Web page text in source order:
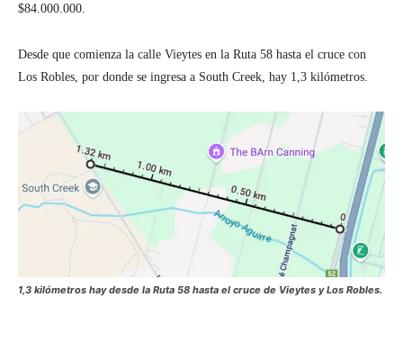
$84.000.000.
Desde que comienza la calle Vieytes en la Ruta 58 hasta el cruce con
Los Robles, por donde se ingresa a South Creek, hay 1,3 kilómetros.
1,3 kilómetros hay desde la Ruta 58 hasta el cruce de Vieytes y Los Robles.